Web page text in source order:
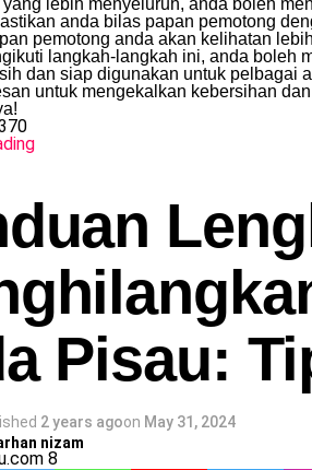
lebih menyeluruh, anda boleh
anda bilas papan pemotong
pemotong anda akan kelihatan
langkah-langkah ini, anda boleh
dan siap digunakan untuk pelbagai
untuk mengekalkan kebersihan
Pisau:
2 years agoon May 31, 2024
nizam